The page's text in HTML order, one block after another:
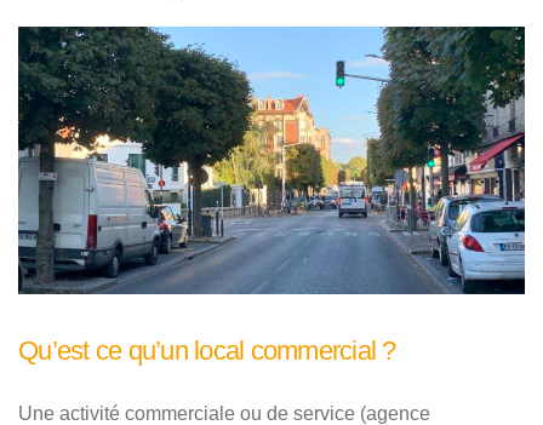
Qu’est ce qu’un local commercial ?
Une activité commerciale ou de service (agence